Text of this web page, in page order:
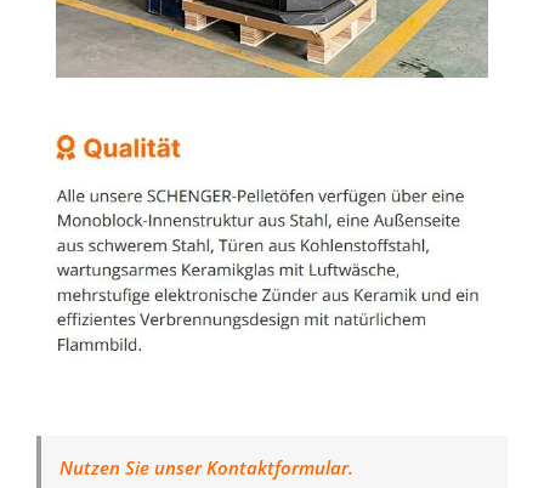
Nutzen Sie unser Kontaktformular.